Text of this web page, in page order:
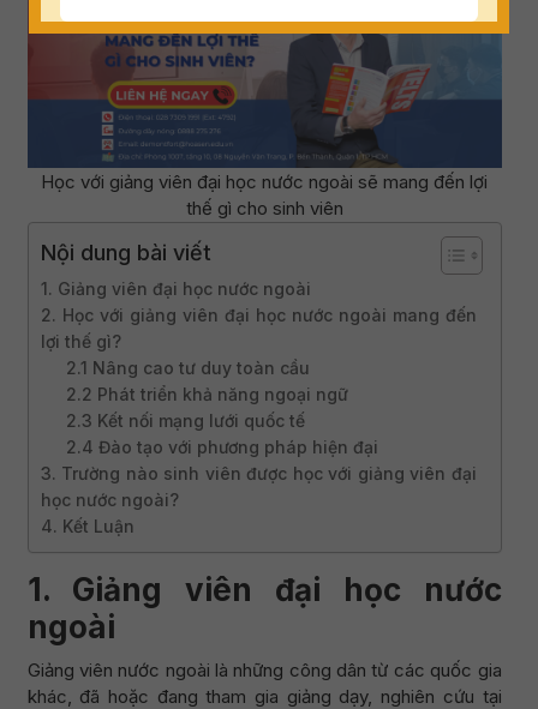
Học với giảng viên đại học nước ngoài sẽ mang đến lợi
thế gì cho sinh viên
Nội dung bài viết
1. Giảng viên đại học nước ngoài
2. Học với giảng viên đại học nước ngoài mang đến
lợi thế gì?
2.1 Nâng cao tư duy toàn cầu
2.2 Phát triển khả năng ngoại ngữ
2.3 Kết nối mạng lưới quốc tế
2.4 Đào tạo với phương pháp hiện đại
3. Trường nào sinh viên được học với giảng viên đại
học nước ngoài?
4. Kết Luận
1. Giảng viên đại học nước
ngoài
Giảng viên nước ngoài là những công dân từ các quốc gia
khác, đã hoặc đang tham gia giảng dạy, nghiên cứu tại